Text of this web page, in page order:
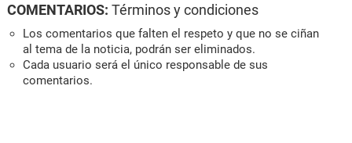
COMENTARIOS: Términos y condiciones
Los comentarios que falten el respeto y que no se ciñan
al tema de la noticia, podrán ser eliminados.
Cada usuario será el único responsable de sus
comentarios.